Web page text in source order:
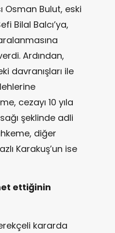
Osman Bulut, eski
Bilal Balcı’ya,
Ardından,
davranışları ile
cezayı 10 yıla
şeklinde adli
diğer
Karakuş’un ise
ettiğinin
kararda